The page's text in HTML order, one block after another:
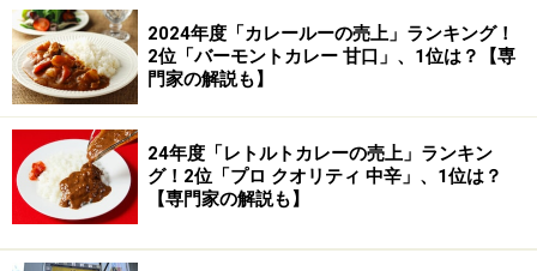
ルソイバターチキン
パンジャーブ地方はカレーの種類が豊富なのですが、そ
の中でもバターチキンはこの5年ぐらいで日本でも知名
度が増したカレーではないでしょうか。ルソイのバター
チキンはクリーミーさにトマトの酸味や若干スパイシー
2024年度「カレールーの売上」ランキング！
2位「バーモントカレー 甘口」、1位は？【専
門家の解説も】
24年度「レトルトカレーの売上」ランキン
グ！2位「プロ クオリティ 中辛」、1位は？
【専門家の解説も】